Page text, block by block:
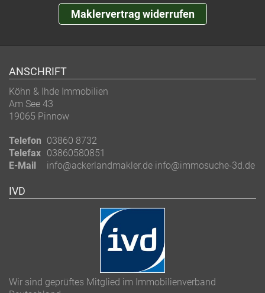
Maklervertrag widerrufen
ANSCHRIFT
Köhn & Ihde Immobilien
Am See 43
19065 Pinnow
Telefon 03860 8732
Telefax 03860580851
E-Mail
info@ackerlandmakler.de info@immosuche-3d.de
IVD
Wir sind geprüftes Mitglied im Immobilienverband